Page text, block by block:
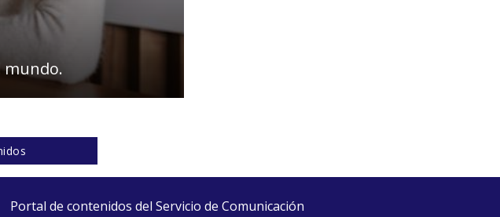
mundo.
Portal de contenidos del Servicio de Comunicación